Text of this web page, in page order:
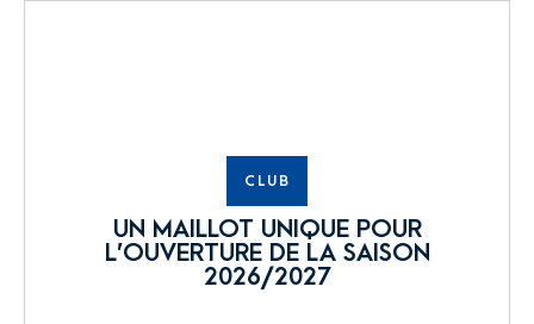
CLUB
UN MAILLOT UNIQUE POUR
L’OUVERTURE DE LA SAISON
2026/2027